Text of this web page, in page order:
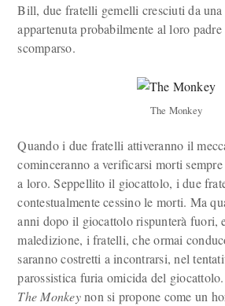
Bill, due fratelli gemelli cresciuti da una
appartenuta probabilmente al loro padre
scomparso.
The Monkey
Quando i due fratelli attiveranno il
cominceranno a verificarsi morti
a loro. Seppellito il giocattolo, i due
contestualmente cessino le morti. Ma
anni dopo il giocattolo rispunterà fuori,
maledizione, i fratelli, che ormai
saranno costretti a incontrarsi, nel
parossistica furia omicida del giocattolo.
The Monkeynon si propone come un